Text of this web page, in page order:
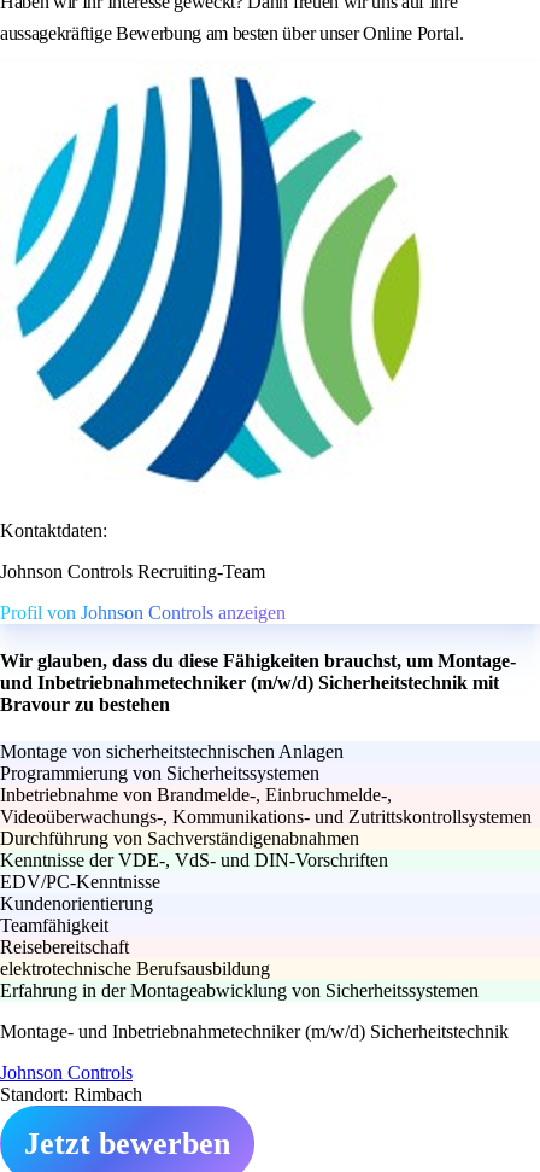
aussagekräftige Bewerbung am besten über unser Online Portal.
Kontaktdaten:
Johnson Controls Recruiting-Team
Profil von Johnson Controls anzeigen
Wir glauben, dass du diese Fähigkeiten brauchst, um Montage-
und Inbetriebnahmetechniker (m/w/d) Sicherheitstechnik mit
Bravour zu bestehen
Montage von sicherheitstechnischen Anlagen
Programmierung von Sicherheitssystemen
Inbetriebnahme von Brandmelde-, Einbruchmelde-,
Videoüberwachungs-, Kommunikations- und Zutrittskontrollsystemen
Durchführung von Sachverständigenabnahmen
Kenntnisse der VDE-, VdS- und DIN-Vorschriften
EDV/PC-Kenntnisse
Kundenorientierung
Teamfähigkeit
Reisebereitschaft
elektrotechnische Berufsausbildung
Erfahrung in der Montageabwicklung von Sicherheitssystemen
Montage- und Inbetriebnahmetechniker (m/w/d) Sicherheitstechnik
Johnson Controls
Standort: Rimbach
Jetzt bewerben